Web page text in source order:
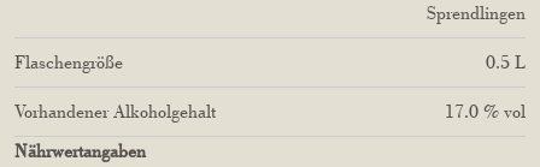
Sprendlingen
Flaschengröße 0.5 L
Vorhandener Alkoholgehalt
17.0 % vol
Nährwertangaben